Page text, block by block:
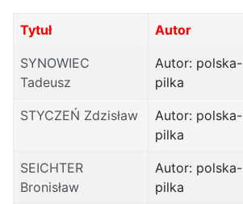
Tytuł Autor
SYNOWIEC
Tadeusz
Autor: polska-
pilka
STYCZEŃ Zdzisław
Autor: polska-
pilka
SEICHTER
Bronisław
Autor: polska-
pilka